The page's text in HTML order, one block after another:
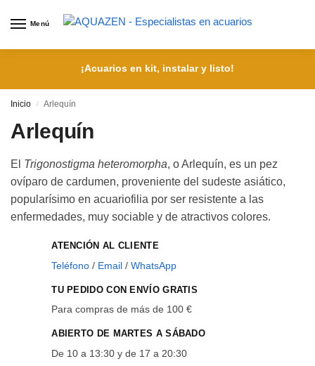
Menú
¡Acuarios en kit, instalar y listo!
Inicio / Arlequín
Arlequín
El Trigonostigma heteromorpha, o Arlequín, es un pez
ovíparo de cardumen, proveniente del sudeste asiático,
popularísimo en acuariofilia por ser resistente a las
enfermedades, muy sociable y de atractivos colores.
ATENCIÓN AL CLIENTE
Teléfono / Email /WhatsApp
TU PEDIDO CON ENVÍO GRATIS
Para compras de más de 100 €
ABIERTO DE MARTES A SÁBADO
De 10 a 13:30 y de 17 a 20:30